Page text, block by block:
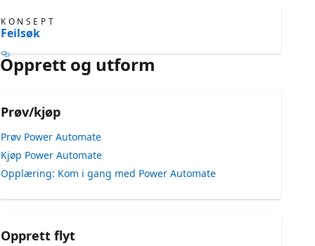
KONSEPT
Feilsøk
Opprett og utform
Prøv/kjøp
Prøv Power Automate
Kjøp Power Automate
Opplæring: Kom i gang med Power Automate
Opprett flyt